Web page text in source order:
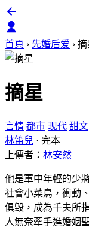
首頁 › 先婚后爱 › 摘
摘星
言情 都市 现代 甜文
林笛兒 · 完本
上傳者： 林安然
他是軍中年輕的少
社會小菜鳥，衝動
俱毀，成為千夫所
人無奈牽手進婚姻